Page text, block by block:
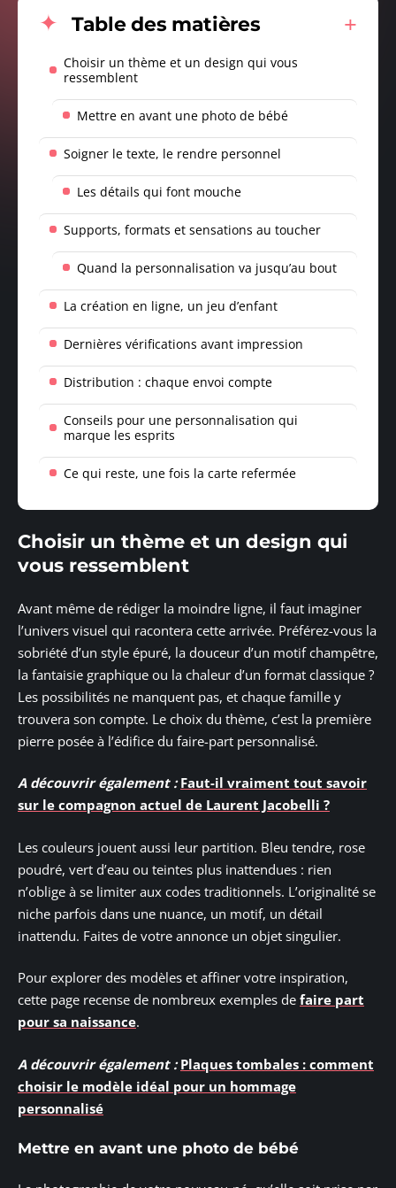
Table des matières
Choisir un thème et un design qui vous
ressemblent
Mettre en avant une photo de bébé
Soigner le texte, le rendre personnel
Les détails qui font mouche
Supports, formats et sensations au toucher
Quand la personnalisation va jusqu’au bout
La création en ligne, un jeu d’enfant
Dernières vérifications avant impression
Distribution : chaque envoi compte
Conseils pour une personnalisation qui
marque les esprits
Ce qui reste, une fois la carte refermée
Choisir un thème et un design qui
vous ressemblent
Avant même de rédiger la moindre ligne, il faut imaginer
l’univers visuel qui racontera cette arrivée. Préférez-vous la
sobriété d’un style épuré, la douceur d’un motif champêtre,
la fantaisie graphique ou la chaleur d’un format classique ?
Les possibilités ne manquent pas, et chaque famille y
trouvera son compte. Le choix du thème, c’est la première
pierre posée à l’édifice du faire-part personnalisé.
A découvrir également : Faut-il vraiment tout savoir
sur le compagnon actuel de Laurent Jacobelli ?
Les couleurs jouent aussi leur partition. Bleu tendre, rose
poudré, vert d’eau ou teintes plus inattendues : rien
n’oblige à se limiter aux codes traditionnels. L’originalité se
niche parfois dans une nuance, un motif, un détail
inattendu. Faites de votre annonce un objet singulier.
Pour explorer des modèles et affiner votre inspiration,
cette page recense de nombreux exemples de faire part
pour sa naissance.
A découvrir également : Plaques tombales : comment
choisir le modèle idéal pour un hommage
personnalisé
Mettre en avant une photo de bébé